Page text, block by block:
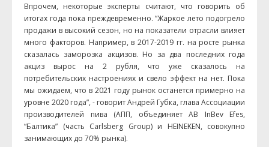
Впрочем, некоторые эксперты считают, что говорить об
итогах года пока преждевременно. “Жаркое лето подогрело
продажи в высокий сезон, но на показатели отрасли влияет
много факторов. Например, в 2017-2019 гг. на росте рынка
сказалась заморозка акцизов. Но за два последних года
акциз вырос на 2 рубля, что уже сказалось на
потребительских настроениях и свело эффект на нет. Пока
мы ожидаем, что в 2021 году рынок останется примерно на
уровне 2020 года”, - говорит Андрей Губка, глава Ассоциации
производителей пива (АПП, объединяет AB InBev Efes,
“Балтика” (часть Carlsberg Group) и HEINEKEN, совокупно
занимающих до 70% рынка).